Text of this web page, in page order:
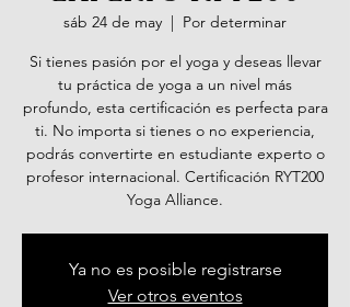
sáb 24 de may
  |
Por determinar
Si tienes pasión por el yoga y deseas llevar
tu práctica de yoga a un nivel más
profundo, esta certificación es perfecta para
ti. No importa si tienes o no experiencia,
podrás convertirte en estudiante experto o
profesor internacional. Certificación RYT200
Yoga Alliance.
Ya no es posible registrarse
Ver otros eventos